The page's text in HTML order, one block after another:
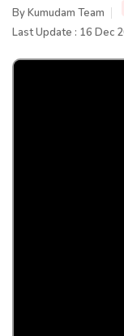
ByKumudam Team
Last Update : 16 Dec